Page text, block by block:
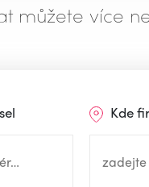
můžete více
Kde